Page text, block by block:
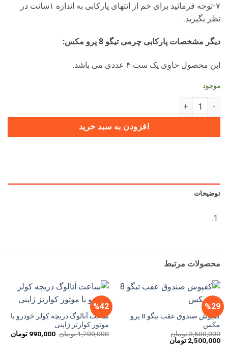
۷-توجه فرمائید برای خم از انتهای پارکابی به اندازه ۱سانت در
نظر بگیرید.
دیگر مشخصات پارکابی چرمی تیگو 8 پرو مکس :
این محصول حاوی یک ست ۴ عددی می باشد.
موجود
پارکابی طرح چرم تیگو 8 پرو مکس (بسته 4 عددی) عدد
افزودن به سبد خرید
توضیحات
محصولات مرتبط
%29
کفپوش صندوق عقب تیگو 8 پرو
مکس
3,500,000تومان
قیمت
اصلی
2,500,000 تومانقیمت
%42
ساعت آنالوگ دریچه کولر خودرو با
موتور کوارتز ژاپنی
1,700,000تومان قیمت
اصلی
990,000 تومان